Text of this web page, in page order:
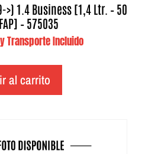
>) 1.4 Business [1,4 Ltr. – 50
– 575035
Transporte Incluido
al carrito